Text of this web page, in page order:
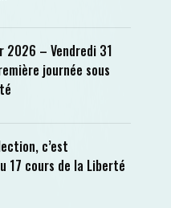
2026 – Vendredi 31
journée sous
c’est
17 cours de la Liberté